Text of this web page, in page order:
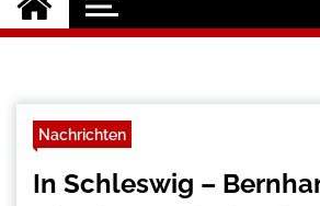
Schleswig und
Nachrichten
In Schleswig –